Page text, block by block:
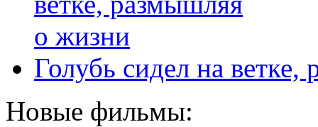
Голубь сидел на
Новые фильмы: